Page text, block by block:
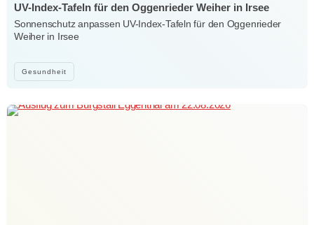
Gesundheit
UV-Index-Tafeln für den Oggenrieder Weiher in Irsee
Sonnenschutz anpassen UV-Index-Tafeln für den Oggenrieder
Weiher in Irsee